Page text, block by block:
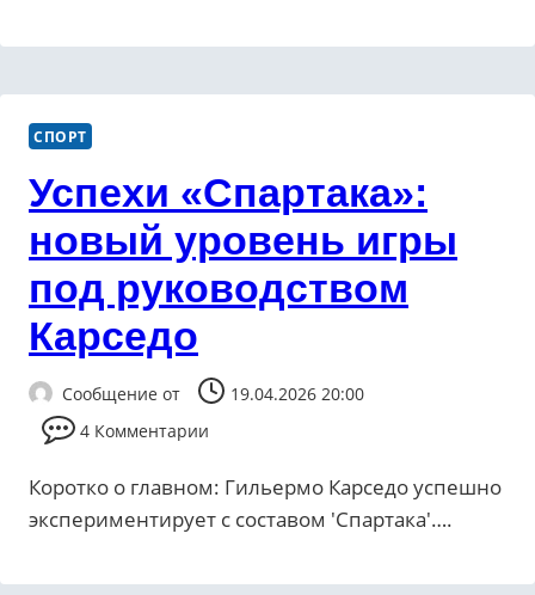
СПОРТ
Успехи «Спартака»:
новый уровень игры
под руководством
Карседо
Сообщение от
19.04.2026 20:00
4 Комментарии
Коротко о главном: Гильермо Карседо успешно
экспериментирует с составом 'Спартака'….